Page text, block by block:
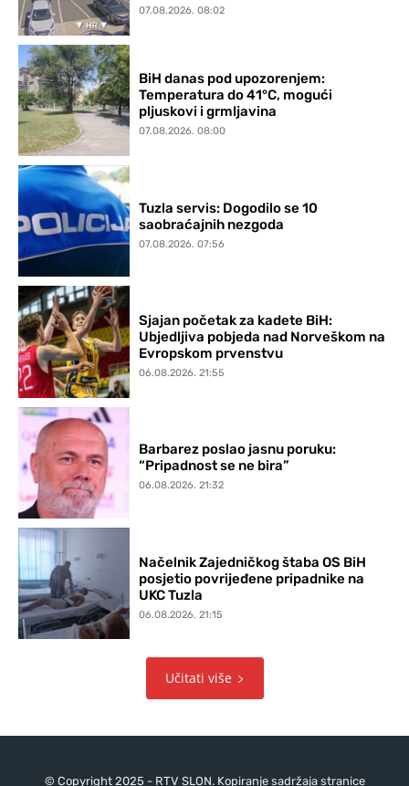
07.08.2026. 08:02
BiH danas pod upozorenjem:
Temperatura do 41°C, mogući
pljuskovi i grmljavina
07.08.2026. 08:00
Tuzla servis: Dogodilo se 10
saobraćajnih nezgoda
07.08.2026. 07:56
Sjajan početak za kadete BiH:
Ubjedljiva pobjeda nad Norveškom na
Evropskom prvenstvu
06.08.2026. 21:55
Barbarez poslao jasnu poruku:
“Pripadnost se ne bira”
06.08.2026. 21:32
Načelnik Zajedničkog štaba OS BiH
posjetio povrijeđene pripadnike na
UKC Tuzla
06.08.2026. 21:15
Učitati više
© Copyright 2025 - RTV SLON. Kopiranje sadržaja stranice